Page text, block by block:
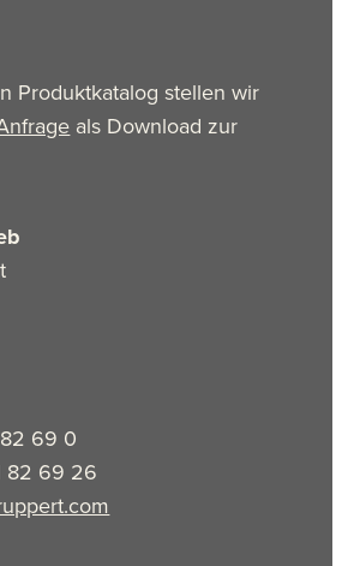
Produktkatalog stellen wir
als Download zur
82 69 0
82 69 26